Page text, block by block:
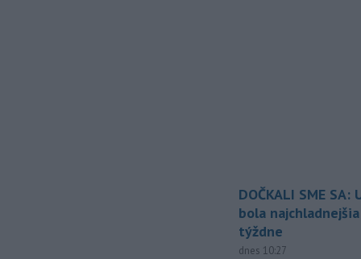
DOČKALI SME SA:
bola
týždne
dnes 10:27